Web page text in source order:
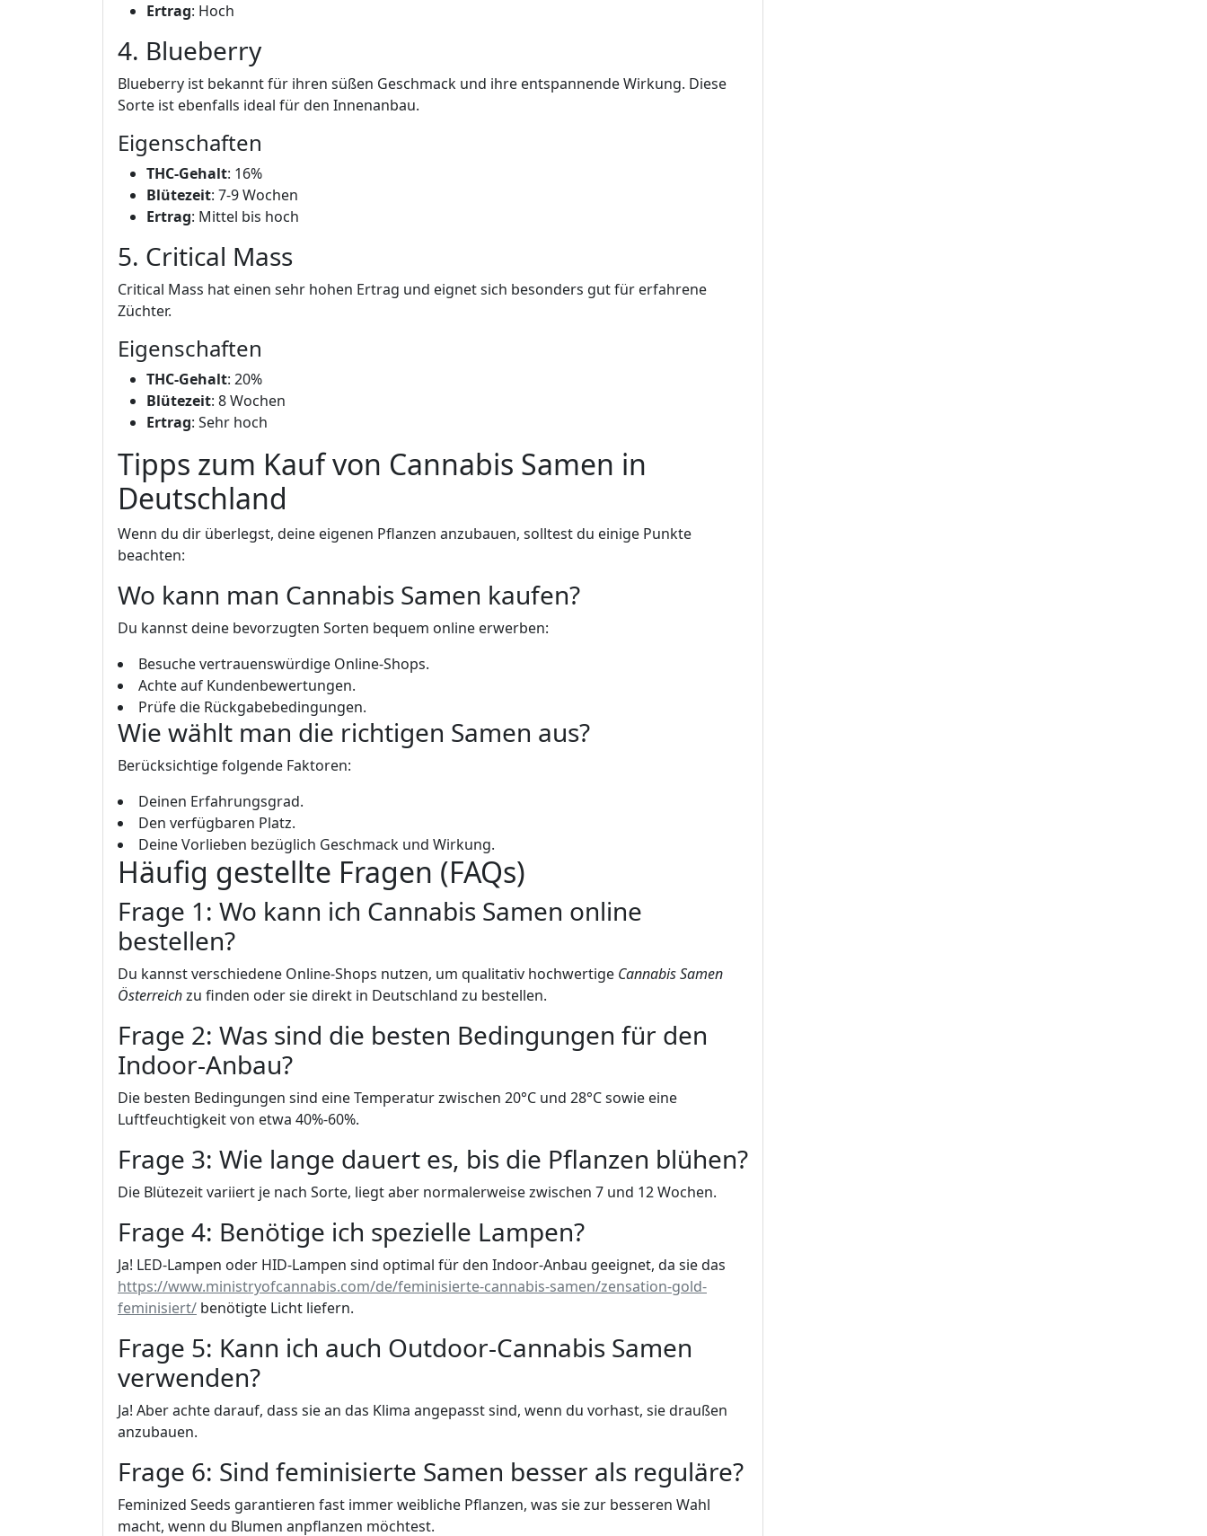
Ertrag: Hoch
4. Blueberry
Blueberry ist bekannt für ihren süßen Geschmack und ihre entspannende Wirkung. Diese
Sorte ist ebenfalls ideal für den Innenanbau.
Eigenschaften
THC-Gehalt: 16%
Blütezeit: 7-9 Wochen
Ertrag: Mittel bis hoch
5. Critical Mass
Critical Mass hat einen sehr hohen Ertrag und eignet sich besonders gut für erfahrene
Züchter.
Eigenschaften
THC-Gehalt: 20%
Blütezeit: 8 Wochen
Ertrag: Sehr hoch
Tipps zum Kauf von Cannabis Samen in
Deutschland
Wenn du dir überlegst, deine eigenen Pflanzen anzubauen, solltest du einige Punkte
beachten:
Wo kann man Cannabis Samen kaufen?
Du kannst deine bevorzugten Sorten bequem online erwerben:
Besuche vertrauenswürdige Online-Shops.
Achte auf Kundenbewertungen.
Prüfe die Rückgabebedingungen.
Wie wählt man die richtigen Samen aus?
Berücksichtige folgende Faktoren:
Deinen Erfahrungsgrad.
Den verfügbaren Platz.
Deine Vorlieben bezüglich Geschmack und Wirkung.
Häufig gestellte Fragen (FAQs)
Frage 1: Wo kann ich Cannabis Samen online
bestellen?
Du kannst verschiedene Online-Shops nutzen, um qualitativ hochwertige Cannabis Samen
Österreichzu finden oder sie direkt in Deutschland zu bestellen.
Frage 2: Was sind die besten Bedingungen für den
Indoor-Anbau?
Die besten Bedingungen sind eine Temperatur zwischen 20°C und 28°C sowie eine
Luftfeuchtigkeit von etwa 40%-60%.
Frage 3: Wie lange dauert es, bis die Pflanzen blühen?
Die Blütezeit variiert je nach Sorte, liegt aber normalerweise zwischen 7 und 12 Wochen.
Frage 4: Benötige ich spezielle Lampen?
Ja! LED-Lampen oder HID-Lampen sind optimal für den Indoor-Anbau geeignet, da sie das
https://www.ministryofcannabis.com/de/feminisierte-cannabis-samen/zensation-gold-
feminisiert/ benötigte Licht liefern.
Frage 5: Kann ich auch Outdoor-Cannabis Samen
verwenden?
Ja! Aber achte darauf, dass sie an das Klima angepasst sind, wenn du vorhast, sie draußen
anzubauen.
Frage 6: Sind feminisierte Samen besser als reguläre?
Feminized Seeds garantieren fast immer weibliche Pflanzen, was sie zur besseren Wahl
macht, wenn du Blumen anpflanzen möchtest.